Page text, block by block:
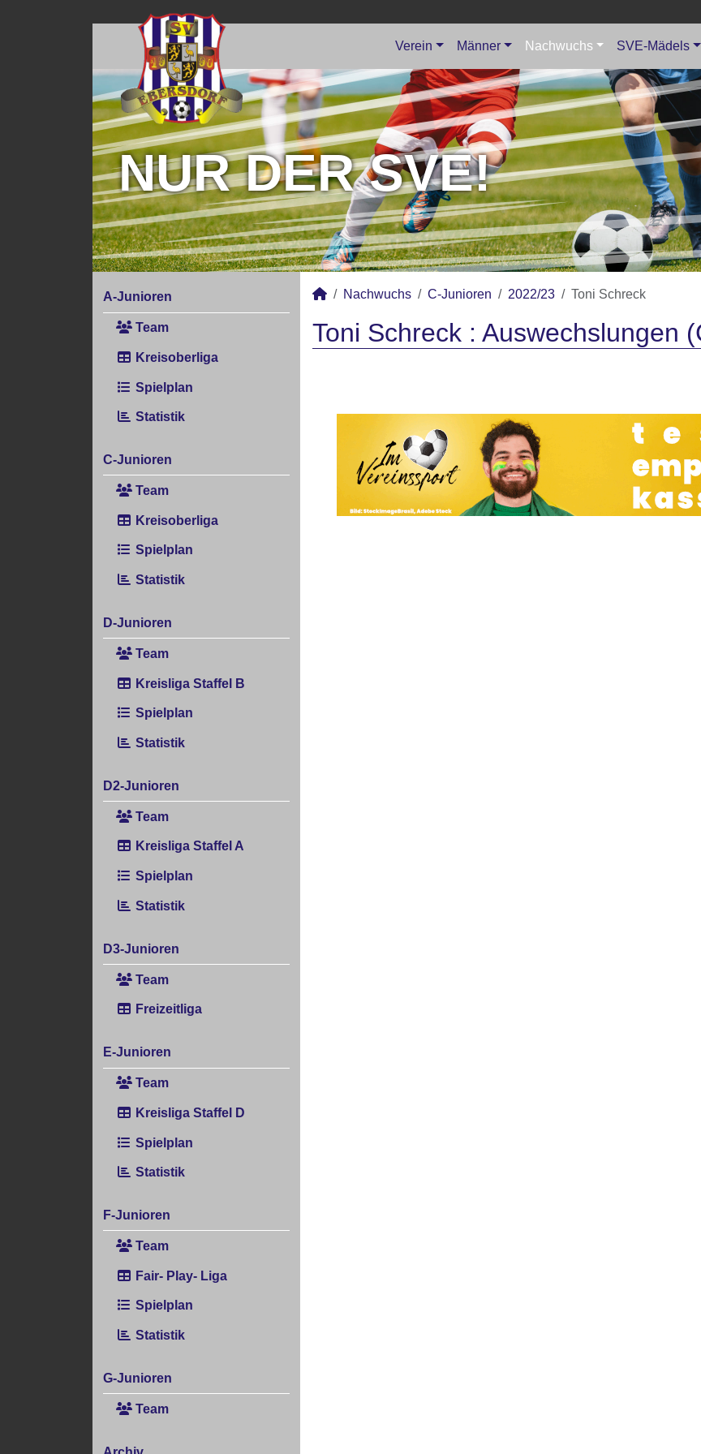
Verein Männer Nachwuchs SVE-Mädels
NUR DER SVE!
A-Junioren
Team
Kreisoberliga
Spielplan
Statistik
C-Junioren
Team
Kreisoberliga
Spielplan
Statistik
D-Junioren
Team
Kreisliga Staffel B
Spielplan
Statistik
D2-Junioren
Team
Kreisliga Staffel A
Spielplan
Statistik
D3-Junioren
Team
Freizeitliga
E-Junioren
Team
Kreisliga Staffel D
Spielplan
Statistik
F-Junioren
Team
Fair- Play- Liga
Spielplan
Statistik
G-Junioren
Team
Nachwuchs C-Junioren 2022/23 Toni Schreck
Toni Schreck : Auswechslungen